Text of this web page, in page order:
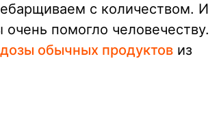
с количеством. И
помогло человечеству.
обычных продуктов из